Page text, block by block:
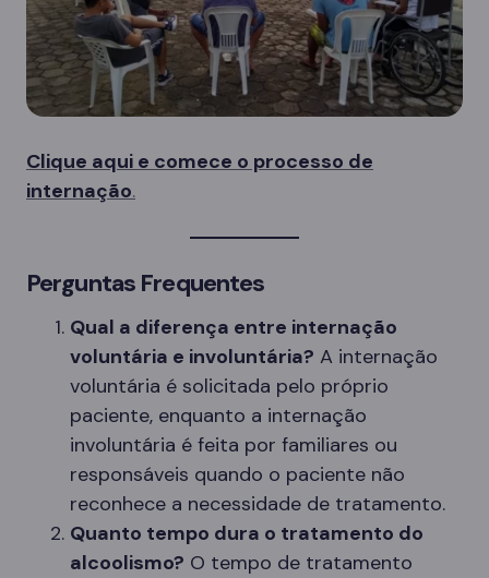
Clique aqui e comece o processo de
internação.
Perguntas Frequentes
Qual a diferença entre internação
voluntária e involuntária? A internação
voluntária é solicitada pelo próprio
paciente, enquanto a internação
involuntária é feita por familiares ou
responsáveis quando o paciente não
reconhece a necessidade de tratamento.
Quanto tempo dura o tratamento do
alcoolismo? O tempo de tratamento